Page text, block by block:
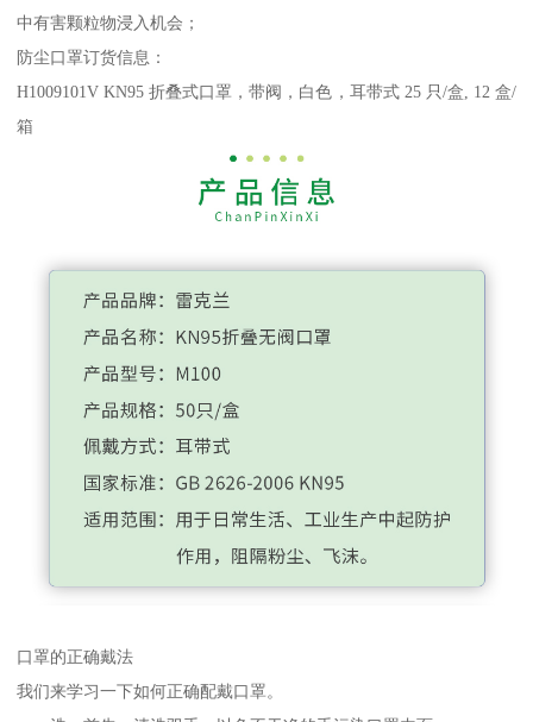
中有害颗粒物浸入机会；
防尘口罩订货信息：
H1009101V KN95 折叠式口罩，带阀，白色，耳带式 25 只/盒, 12 盒/
箱
口罩的正确戴法
我们来学习一下如何正确配戴口罩。